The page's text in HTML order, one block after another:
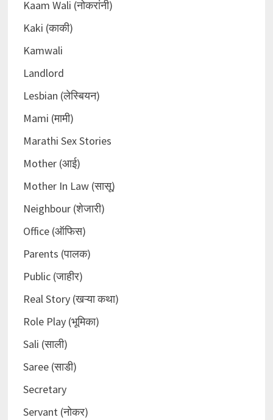
Kaam Wali (नोकरांनी)
Kaki (काकी)
Kamwali
Landlord
Lesbian (लेस्बियन)
Mami (मामी)
Marathi Sex Stories
Mother (आई)
Mother In Law (सासू)
Neighbour (शेजारी)
Office (ऑफिस)
Parents (पालक)
Public (जाहीर)
Real Story (खऱ्या कथा)
Role Play (भूमिका)
Sali (साली)
Saree (साडी)
Secretary
Servant (नोकर)